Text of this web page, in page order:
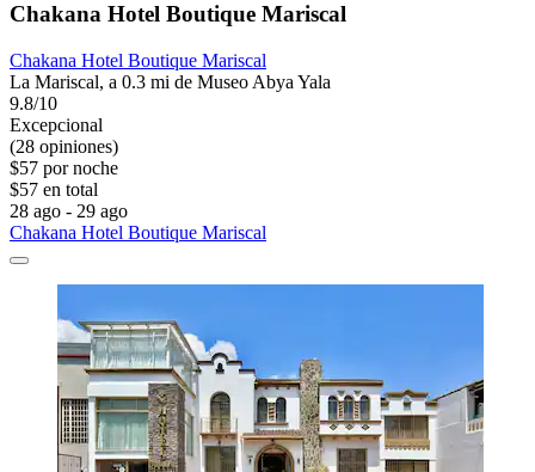
Chakana Hotel Boutique Mariscal
Chakana Hotel Boutique Mariscal
La Mariscal, a 0.3 mi de Museo Abya Yala
9.8/10
Excepcional
(28 opiniones)
$57 por noche
$57 en total
28 ago - 29 ago
Chakana Hotel Boutique Mariscal